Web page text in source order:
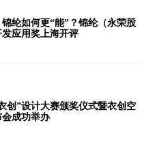
纶如何更“能”？锦纶（永荣股
应用奖上海开评
创”设计大赛颁奖仪式暨衣创空
会成功举办